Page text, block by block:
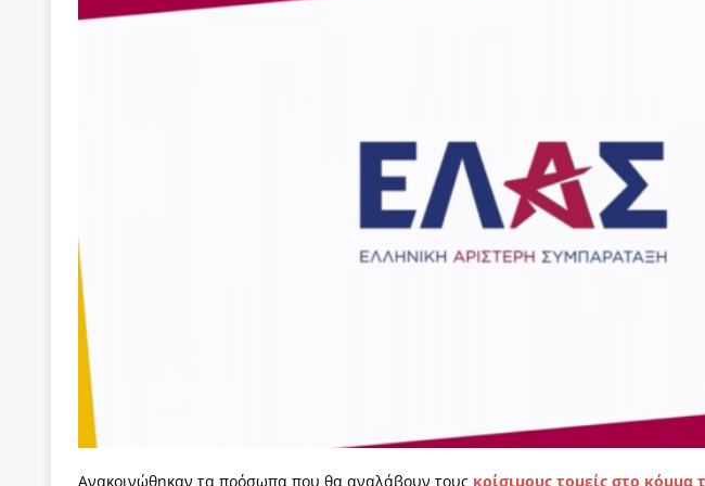
Εφημερίδα «Εστία»: Όταν η δημοσιογραφία βάζει τα χέρια της
Η συμφωνία πυρηνικής συνεργασίας ΗΠΑ-Σαουδικής Αραβίας
Τα γεγονότα της Τηλλυρίας και το Σχέδιο Άτσεσον
ΑΠΟΨΕΙΣ
Η ελευθεροτυπία δεν απειλείται και δεν εκβιάζεται
[ 3 Αυγούστου 2026 ]
ΠΑΣΟΚ ή ΕΛ.ΑΣ.; Γιατί η μάχη της δεύτερης θέσης είναι (πολύ)
Ανακοινώθηκαν τα πρόσωπα που θα αναλάβουν τους κρίσιμους τομείς στο κόμμα